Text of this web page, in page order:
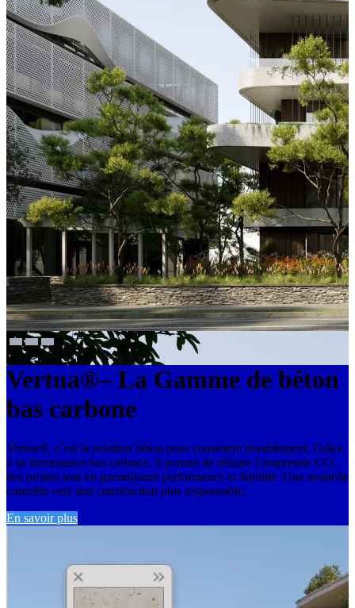
Vertua®– La Gamme de béton
bas carbone
Vertua®, c’est la solution béton pour construire durablement. Grâce
à sa formulation bas carbone, il permet de réduire l’empreinte CO₂
des projets tout en garantissant performance et fiabilité. Une avancée
concrète vers une construction plus responsable.
En savoir plus